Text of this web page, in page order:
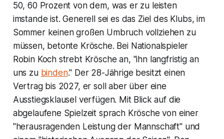
50, 60 Prozent von dem, was er zu leisten
imstande ist. Generell sei es das Ziel des Klubs, im
Sommer keinen großen Umbruch vollziehen zu
müssen, betonte Krösche. Bei Nationalspieler
Robin Koch strebt Krösche an, "ihn langfristig an
uns zu binden." Der 28-Jährige besitzt einen
Vertrag bis 2027, er soll aber über eine
Ausstiegsklausel verfügen. Mit Blick auf die
abgelaufene Spielzeit sprach Krösche von einer
"herausragenden Leistung der Mannschaft" und